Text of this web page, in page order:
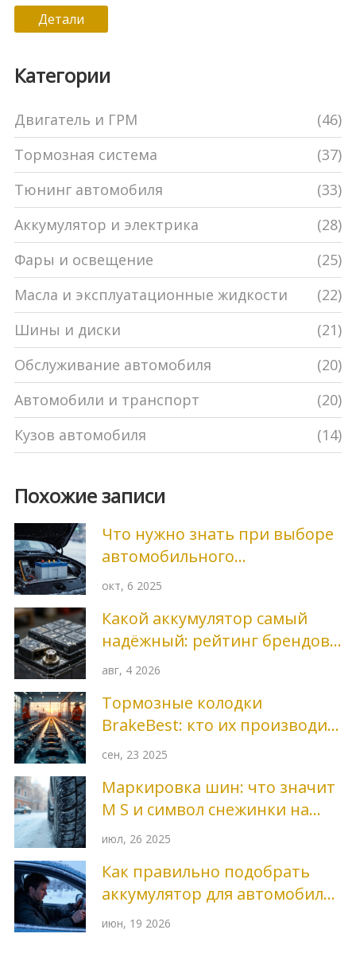
стоит учитывать при оценке старого автомобиля,
а также как продлить срок службы кузова.
вашим автомобилем, которые помогут сохранить
Детали
Категории
Двигатель и ГРМ
(46)
Тормозная система
(37)
Тюнинг автомобиля
(33)
Аккумулятор и электрика
(28)
Фары и освещение
(25)
Масла и эксплуатационные жидкости
(22)
Шины и диски
(21)
Обслуживание автомобиля
(20)
Автомобили и транспорт
(20)
Кузов автомобиля
(14)
Похожие записи
Что нужно знать при выборе
автомобильного
аккумулятора
окт, 6 2025
Какой аккумулятор самый
надёжный: рейтинг брендов
и как выбрать
авг, 4 2026
Тормозные колодки
BrakeBest: кто их производит
и чем они отличаются
сен, 23 2025
Маркировка шин: что значит
M S и символ снежинки на
покрышках
июл, 26 2025
Как правильно подобрать
аккумулятор для автомобиля:
пошаговая инструкция
июн, 19 2026